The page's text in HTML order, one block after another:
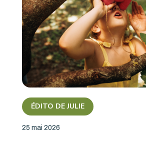
ÉDITO DE JULIE
25 mai 2026